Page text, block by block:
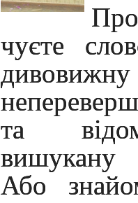
чуєте
та
вишукану
Або